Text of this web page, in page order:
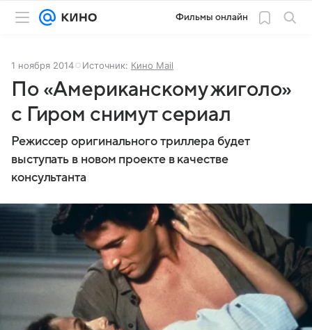
Фильмы онлайн
1 ноября 2014 Источник: Кино Mail
По «Американскому жиголо»
с Гиром снимут сериал
Режиссер оригинального триллера будет
выступать в новом проекте в качестве
консультанта